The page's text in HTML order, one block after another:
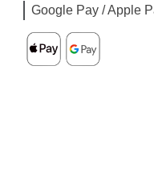
Google Pay / Apple